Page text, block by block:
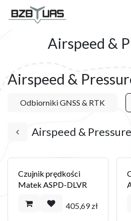
Skip to Content
Airspeed &
Airspeed &
Odbiorniki GNSS & RTK
Airspeed & Pressure
Czujnik prędkości
Matek ASPD-DLVR
405,69zł